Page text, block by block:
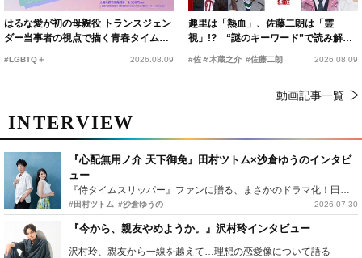
はるな愛が初の母親役 トランスジェン
ダー当事者の視点で描く青春タイムス
#LGBTQ＋ 2026.08.09
趣里は「熱血」、佐藤二朗は「霊
視」!? “謎のキーワード”で読み解く
『踊る大捜査線 N.E.W.』新メンバー
#佐々木蔵之介 #佐藤二朗 2026.08.09
動画記事一覧
INTERVIEW
『心配無用ノ介 天下御免』田村ツトム×沙倉ゆうのインタビ
ュー
『侍タイムスリッパー』ファンに贈る、まさかのドラマ化！田村ツトム×沙倉ゆうのが語る『心配無用ノ介』撮影秘話
#田村ツトム #沙倉ゆうの 2026.07.30
『今から、親友やめようか。』沢村玲インタビュー
沢村玲、親友から一線を越えて…理想の恋愛像について語る